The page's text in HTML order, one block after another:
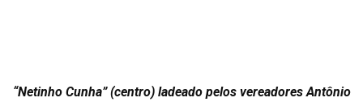
“Netinho Cunha” (centro) ladeado pelos vereadores Antônio